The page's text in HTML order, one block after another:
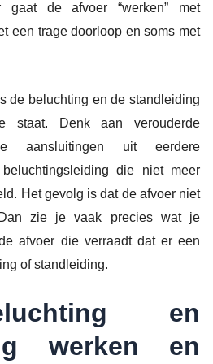
gaat de afvoer “werken” met
een trage doorloop en soms met
de beluchting en de standleiding
staat. Denk aan verouderde
aansluitingen uit eerdere
die niet meer
Het gevolg is dat de afvoer niet
zie je vaak precies wat je
afvoer die verraadt dat er een
of standleiding.
en
werken en